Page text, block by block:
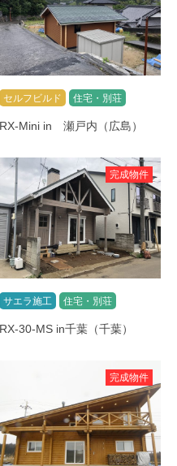
セルフビルド 住宅・別荘
RX-Mini in 瀬戸内（広島）
完成物件
サエラ施工 住宅・別荘
RX-30-MS in千葉（千葉）
完成物件